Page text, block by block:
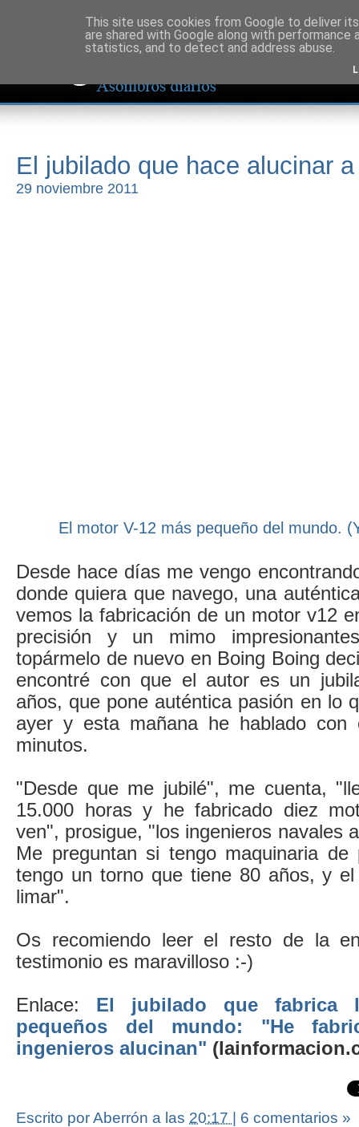
El jubilado que hace alucinar
29 noviembre 2011
El motor V-12 más pequeño del mundo.
Desde hace días me vengo
donde quiera que navego, una
vemos la fabricación de un motor v12
precisión y un mimo
topármelo de nuevo en Boing Boing
encontré con que el autor es un
años, que pone auténtica pasión en lo
ayer y esta mañana he hablado con
minutos.
"Desde que me jubilé", me cuenta,
15.000 horas y he fabricado diez
ven", prosigue, "los ingenieros navales
Me preguntan si tengo maquinaria de
tengo un torno que tiene 80 años, y
limar".
Os recomiendo leer el resto de la
testimonio es maravilloso :-)
Enlace: El jubilado que fabrica
pequeños del mundo: "He
ingenieros alucinan"
Escrito por Aberrón a las 20:17 | 6 comentarios »
This site uses cookies from Google to deliver
are shared with Google along with
statistics, and to detect and address abuse.